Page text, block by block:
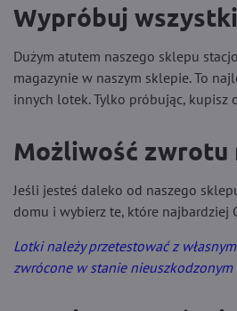
Wypróbuj
Dużym atutem naszego sklepu
magazynie w naszym sklepie. To
innych lotek. Tylko próbując,
Możliwość zwrotu
Jeśli jesteś daleko od naszego
domu i wybierz te, które najbardziej
Lotki należy przetestować z
zwrócone w stanie